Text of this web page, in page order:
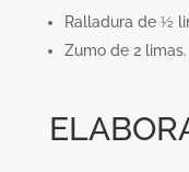
Ralladura de ½
Zumo de 2 limas.